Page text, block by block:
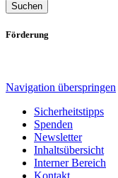
Suchen
Förderung
Navigation überspringen
Sicherheitstipps
Spenden
Newsletter
Inhaltsübersicht
Interner Bereich
Kontakt